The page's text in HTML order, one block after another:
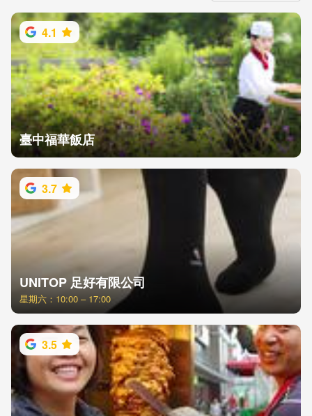
4.1
臺中福華飯店
3.7
UNITOP 足好有限公司
星期六：10:00 – 17:00
3.5